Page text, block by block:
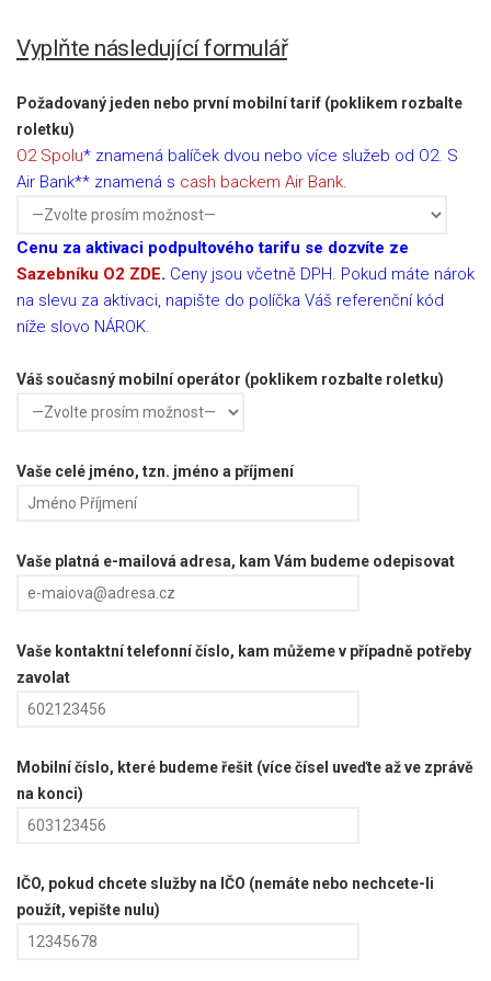
Vyplňte následující formulář
Požadovaný jeden nebo první mobilní tarif (poklikem rozbalte
roletku)
O2 Spolu* znamená balíček dvou nebo více služeb od O2. S
Air Bank** znamená s cash backem Air Bank.
Cenu za aktivaci podpultového tarifu se dozvíte ze
Sazebníku O2 ZDE. Ceny jsou včetně DPH. Pokud máte nárok
na slevu za aktivaci, napište do políčka Váš referenční kód
níže slovo NÁROK.
Váš současný mobilní operátor (poklikem rozbalte roletku)
Vaše celé jméno, tzn. jméno a příjmení
Vaše platná e-mailová adresa, kam Vám budeme odepisovat
Vaše kontaktní telefonní číslo, kam můžeme v případně potřeby
zavolat
Mobilní číslo, které budeme řešit (více čísel uveďte až ve zprávě
na konci)
IČO, pokud chcete služby na IČO (nemáte nebo nechcete-li
použít, vepište nulu)